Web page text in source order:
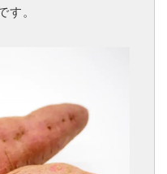
す。